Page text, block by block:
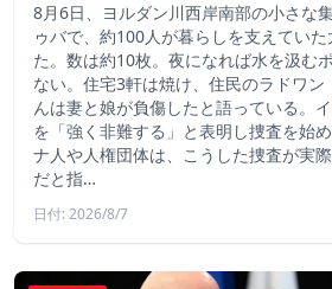
8月6日、ヨルダン川西岸南部の小さな
ゥバで、約100人が暮らしを支えてい
た。数は約10枚。夜になれば水を汲む
ない。住宅3軒は焼け、住民のラドワン
んは妻と娘が負傷したと語っている。
を「強く非難する」と表明し捜査を始
ナ人や人権団体は、こうした捜査が実
だと指…
日付: 2026/8/7